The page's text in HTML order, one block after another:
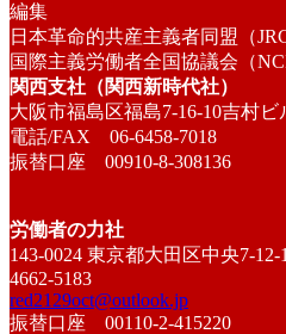
編集
日本革命的共産主義者同盟（
国際主義労働者全国協議会（
関西支社（関西新時代社）
大阪市福島区福島7-16-10吉村ビ
電話/FAX 06-6458-7018
振替口座 00910-8-308136
労働者の力社
143-0024 東京都大田区中央7-
4662-5183
red2129oct@outlook.jp
振替口座 00110-2-415220